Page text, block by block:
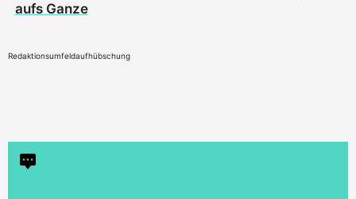
aufs Ganze
Redaktionsumfeldaufhübschung